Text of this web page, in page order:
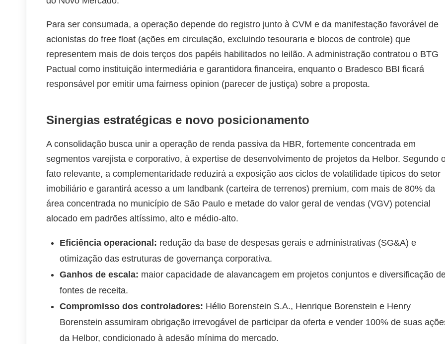
Para ser consumada, a operação depende do registro junto à CVM e da manifestação favorável de
acionistas do free float (ações em circulação, excluindo tesouraria e blocos de controle) que
representem mais de dois terços dos papéis habilitados no leilão. A administração contratou o BTG
Pactual como instituição intermediária e garantidora financeira, enquanto o Bradesco BBI ficará
responsável por emitir uma fairness opinion (parecer de justiça) sobre a proposta.
Sinergias estratégicas e novo posicionamento
A consolidação busca unir a operação de renda passiva da HBR, fortemente concentrada em
segmentos varejista e corporativo, à expertise de desenvolvimento de projetos da Helbor. Segundo
fato relevante, a complementaridade reduzirá a exposição aos ciclos de volatilidade típicos do setor
imobiliário e garantirá acesso a um landbank (carteira de terrenos) premium, com mais de 80% da
área concentrada no município de São Paulo e metade do valor geral de vendas (VGV) potencial
alocado em padrões altíssimo, alto e médio-alto.
Eficiência operacional: redução da base de despesas gerais e administrativas (SG&A) e
otimização das estruturas de governança corporativa.
Ganhos de escala: maior capacidade de alavancagem em projetos conjuntos e diversificação
fontes de receita.
Compromisso dos controladores: Hélio Borenstein S.A., Henrique Borenstein e Henry
Borenstein assumiram obrigação irrevogável de participar da oferta e vender 100% de suas
da Helbor, condicionado à adesão mínima do mercado.